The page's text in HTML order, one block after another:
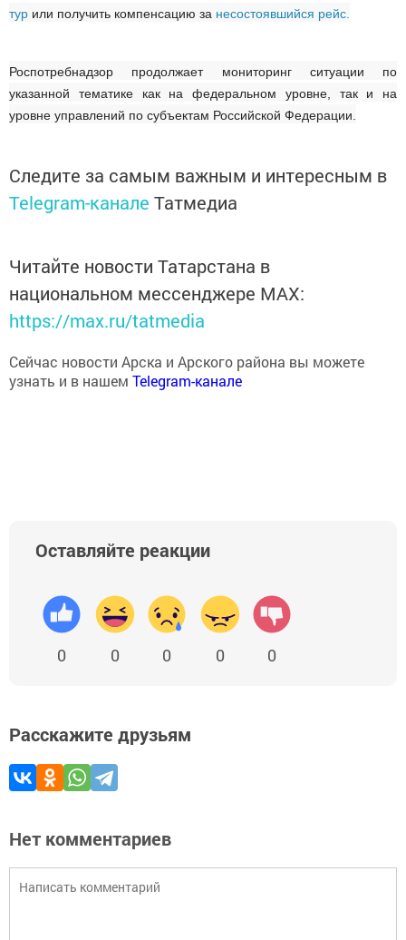
тур или получить компенсацию за несостоявшийся рейс.
Роспотребнадзор продолжает мониторинг ситуации по
указанной тематике как на федеральном уровне, так и на
уровне управлений по субъектам Российской Федерации.
Следите за самым важным и интересным в
Telegram-канале Татмедиа
Читайте новости Татарстана в
национальном мессенджере MАХ:
https://max.ru/tatmedia
Сейчас новости Арска и Арского района вы можете
узнать и в нашем Telegram-канале
Оставляйте реакции
0 0 0 0 0
Расскажите друзьям
Нет комментариев